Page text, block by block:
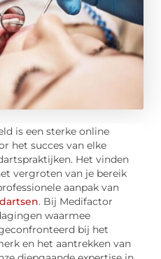
is een sterke online
het succes van elke
Het vinden
vergroten van je bereik
aanpak van
. Bij Medifactor
waarmee
bij het
en het aantrekken van